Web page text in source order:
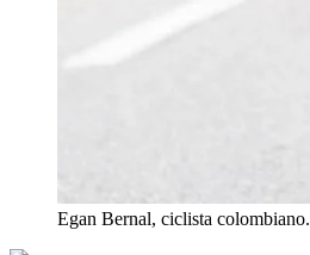
Egan Bernal, ciclista colombiano.